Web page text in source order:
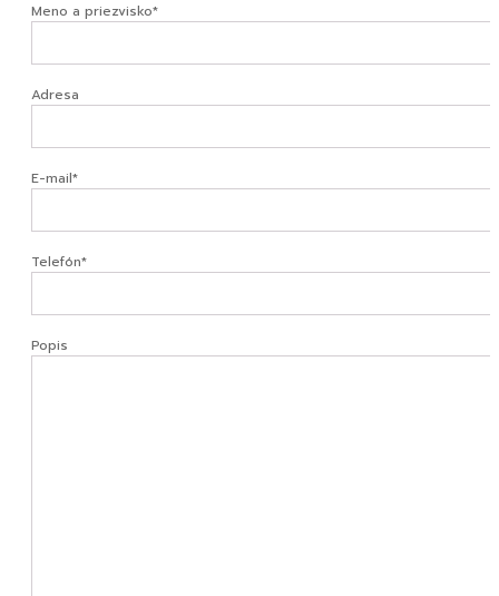
Meno a priezvisko*
Adresa
E-mail*
Telefón*
Popis